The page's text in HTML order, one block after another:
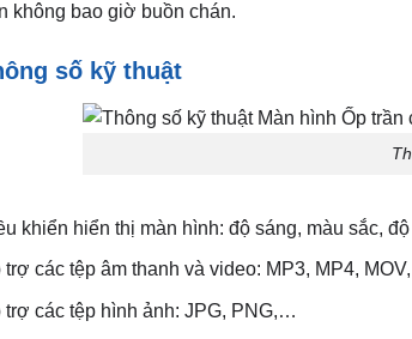
không bao giờ buồn chán.
số kỹ thuật
khiển hiển thị màn hình: độ sáng, màu sắc,
trợ các tệp âm thanh và video: MP3, MP4,
trợ các tệp hình ảnh: JPG, PNG,…